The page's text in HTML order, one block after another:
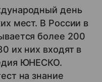
дeнь
мecт. В России в
более 200
их них входят в
ЮНЕСКО.
на знание